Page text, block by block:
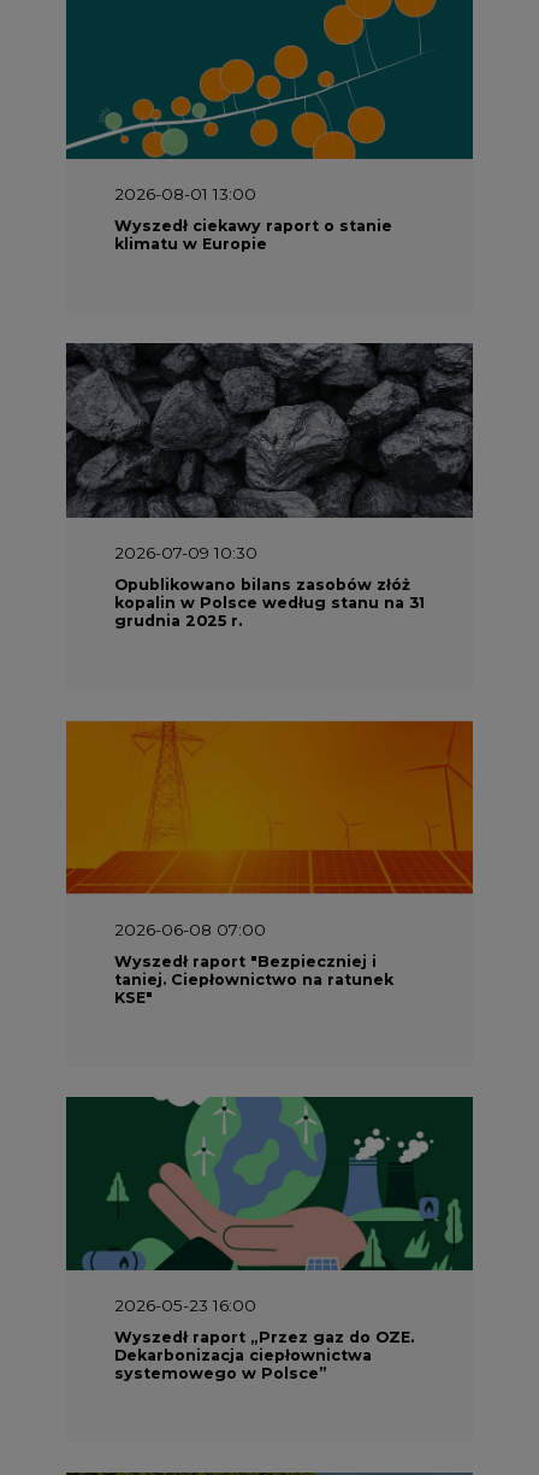
2026-08-01 13:00
Wyszedł ciekawy raport o stanie
klimatu w Europie
2026-07-09 10:30
Opublikowano bilans zasobów złóż
kopalin w Polsce według stanu na 31
grudnia 2025 r.
2026-06-08 07:00
Wyszedł raport "Bezpieczniej i
taniej. Ciepłownictwo na ratunek
KSE"
2026-05-23 16:00
Wyszedł raport „Przez gaz do OZE.
Dekarbonizacja ciepłownictwa
systemowego w Polsce”